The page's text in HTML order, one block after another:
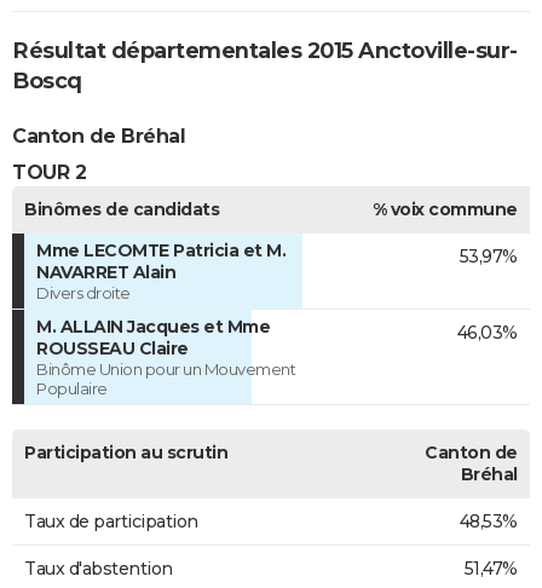
Résultat départementales 2015 Anctoville-sur-
Boscq
Canton de Bréhal
TOUR 2
Binômes de candidats
% voix commune
Mme LECOMTE Patricia et M.
NAVARRET Alain
Divers droite
53,97%
M. ALLAIN Jacques et Mme
ROUSSEAU Claire
Binôme Union pour un Mouvement
Populaire
46,03%
Participation au scrutin
Canton de
Bréhal
Taux de participation 48,53%
Taux d'abstention 51,47%